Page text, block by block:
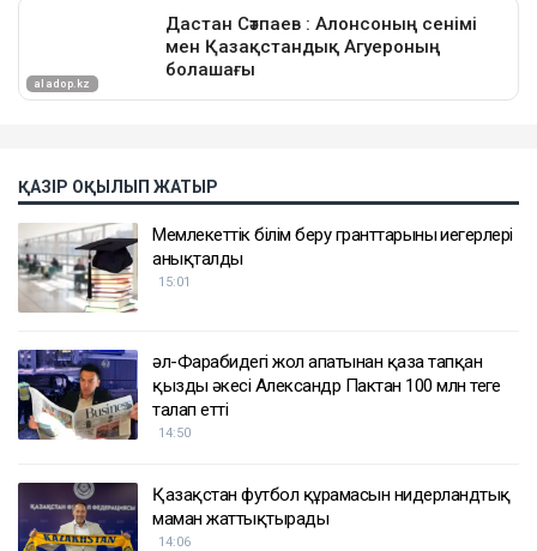
ҚАЗІР ОҚЫЛЫП ЖАТЫР
Мемлекеттік білім беру гранттарының иегерлері
анықталды
15:01
әл-Фарабидегі жол апатынан қаза тапқан
қыздың әкесі Александр Пактан 100 млн теңге
талап етті
14:50
Қазақстан футбол құрамасын нидерландтық
маман жаттықтырады
14:06